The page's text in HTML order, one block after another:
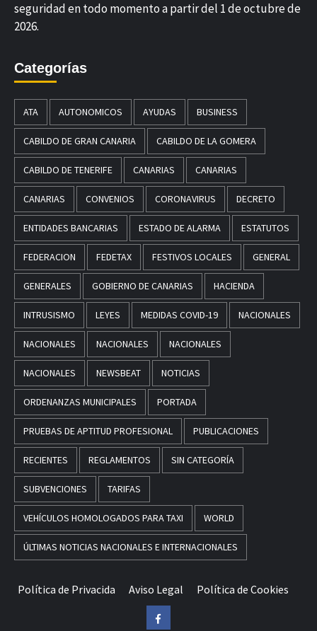
seguridad en todo momento a partir del 1 de octubre de
2026.
Categorías
ATA AUTONOMICOS AYUDAS BUSINESS
CABILDO DE GRAN CANARIA CABILDO DE LA GOMERA
CABILDO DE TENERIFE CANARIAS CANARIAS
CANARIAS CONVENIOS CORONAVIRUS DECRETO
ENTIDADES BANCARIAS ESTADO DE ALARMA ESTATUTOS
FEDERACION FEDETAX FESTIVOS LOCALES GENERAL
GENERALES GOBIERNO DE CANARIAS HACIENDA
INTRUSISMO LEYES MEDIDAS COVID-19 NACIONALES
NACIONALES NACIONALES NACIONALES
NACIONALES NEWSBEAT NOTICIAS
ORDENANZAS MUNICIPALES PORTADA
PRUEBAS DE APTITUD PROFESIONAL PUBLICACIONES
RECIENTES REGLAMENTOS SIN CATEGORÍA
SUBVENCIONES TARIFAS
VEHÍCULOS HOMOLOGADOS PARA TAXI WORLD
ÚLTIMAS NOTICIAS NACIONALES E INTERNACIONALES
Política de Privacida Aviso Legal Política de Cookies
Facebook